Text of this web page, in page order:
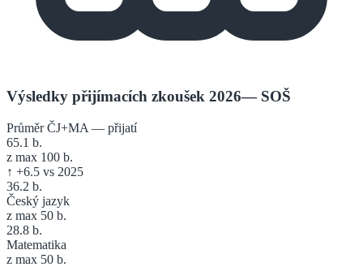
Výsledky přijímacích zkoušek 2026— SOŠ
Průměr ČJ+MA — přijatí
65.1 b.
z max 100 b.
↑ +6.5 vs 2025
36.2 b.
Český jazyk
z max 50 b.
28.8 b.
Matematika
z max 50 b.